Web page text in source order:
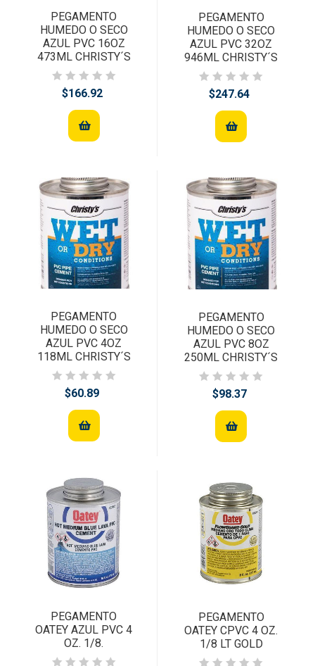
PEGAMENTO
HUMEDO O SECO
AZUL PVC 16OZ
473ML CHRISTY´S
$166.92
PEGAMENTO
HUMEDO O SECO
AZUL PVC 32OZ
946ML CHRISTY´S
$247.64
PEGAMENTO
HUMEDO O SECO
AZUL PVC 4OZ
118ML CHRISTY´S
$60.89
PEGAMENTO
HUMEDO O SECO
AZUL PVC 8OZ
250ML CHRISTY´S
$98.37
PEGAMENTO
OATEY AZUL PVC 4
OZ. 1/8.
PEGAMENTO
OATEY CPVC 4 OZ.
1/8 LT GOLD